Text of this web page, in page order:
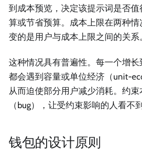
到成本预览，决定该提示词是否
算或节省预算。成本上限在两种
变的是用户与成本上限之间的关系
这种情况具有普遍性。每一个增长
都会遇到容量或单位经济（unit-
从而迫使部分用户减少消耗。约
（bug），让受约束影响的人看不
钱包的设计原则